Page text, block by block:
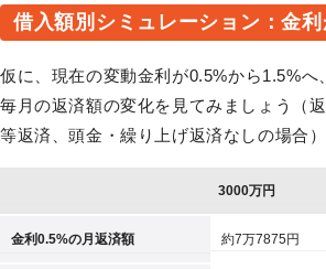
借入額別シミュレーション：金
仮に、現在の変動金利が0.5%から1.5%へ
毎月の返済額の変化を見てみましょう（
等返済、頭金・繰り上げ返済なしの場合）
3000万円
金利0.5%の月返済額 約7万7875円